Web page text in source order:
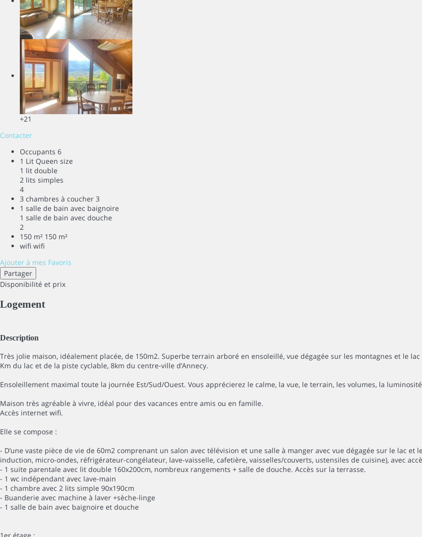
+21
Contacter
Occupants 6
1 Lit Queen size
1 lit double
2 lits simples
4
3 chambres à coucher 3
1 salle de bain avec baignoire
1 salle de bain avec douche
2
150 m² 150 m²
wifi wifi
Ajouter à mes Favoris
Partager
Disponibilité et prix
Logement
Description
Très jolie maison, idéalement placée, de 150m2. Superbe terrain arboré en ensoleillé, vue dégagée sur les montagnes et le lac
Km du lac et de la piste cyclable, 8km du centre-ville d’Annecy.
Ensoleillement maximal toute la journée Est/Sud/Ouest. Vous apprécierez le calme, la vue, le terrain, les volumes, la
Maison très agréable à vivre, idéal pour des vacances entre amis ou en famille.
Accès internet wifi.
Elle se compose :
- D’une vaste pièce de vie de 60m2 comprenant un salon avec télévision et une salle à manger avec vue dégagée sur le lac
induction, micro-ondes, réfrigérateur-congélateur, lave-vaisselle, cafetière, vaisselles/couverts, ustensiles de cuisine), avec
- 1 suite parentale avec lit double 160x200cm, nombreux rangements + salle de douche. Accès sur la terrasse.
- 1 wc indépendant avec lave-main
- 1 chambre avec 2 lits simple 90x190cm
- Buanderie avec machine à laver +sèche-linge
- 1 salle de bain avec baignoire et douche